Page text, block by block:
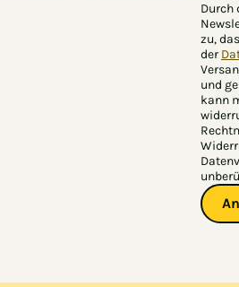
Durch
zu,
der
und
kann